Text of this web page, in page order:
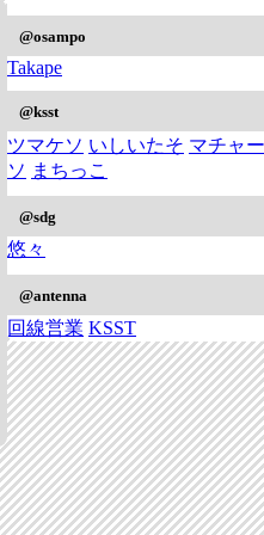
@osampo
Takape
@ksst
ツマケソ いしいたそ マチャー
ソ まちっこ
@sdg
悠々
@antenna
回線営業 KSST